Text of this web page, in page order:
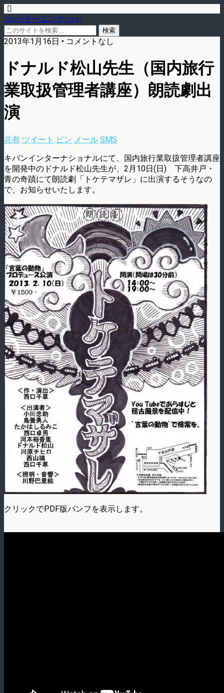
blog.eラーニング.co.jp
2013年1月16日 • コメントなし
ドナルド松山先生（国内旅行
業取扱管理者講座）朗読劇出
演
共有 ツイート ピン メール SMS
キバンインターナショナルにて、国内旅行業取扱管理者講座
を開発中のドナルド松山先生が、2月10日(日) 下高井戸・
青の奇蹟にて朗読劇「トケテマザレ」に出演するそうなの
で、お知らせいたします。
クリックでPDF版パンフを表示します。